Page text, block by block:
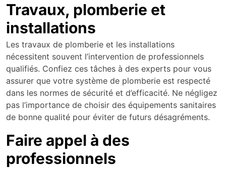
Travaux, plomberie et
installations
Les travaux de plomberie et les installations
nécessitent souvent l’intervention de professionnels
qualifiés. Confiez ces tâches à des experts pour vous
assurer que votre système de plomberie est respecté
dans les normes de sécurité et d’efficacité. Ne négligez
pas l’importance de choisir des équipements sanitaires
de bonne qualité pour éviter de futurs désagréments.
Faire appel à des
professionnels